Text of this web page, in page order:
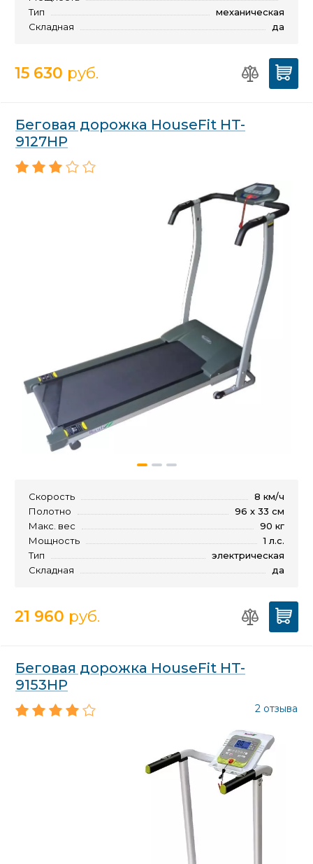
Тип
механическая
Складная
да
15 630 руб.
Беговая дорожка HouseFit HT-
9127HP
Скорость
8 км/ч
Полотно
96 х 33 см
Макс. вес
90 кг
Мощность
1 л.с.
Тип
электрическая
Складная
да
21 960 руб.
Беговая дорожка HouseFit HT-
9153HP
2 отзыва